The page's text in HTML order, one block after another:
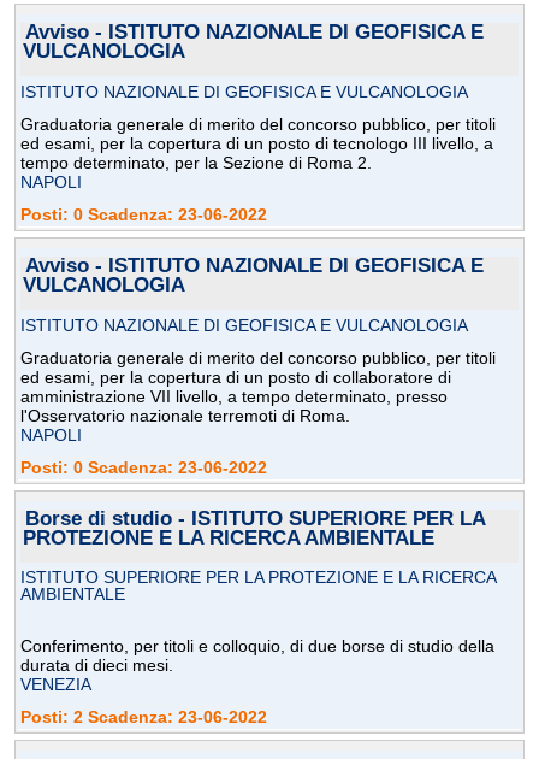
Avviso - ISTITUTO NAZIONALE DI GEOFISICA E
VULCANOLOGIA
ISTITUTO NAZIONALE DI GEOFISICA E VULCANOLOGIA
Graduatoria generale di merito del concorso pubblico, per titoli
ed esami, per la copertura di un posto di tecnologo III livello, a
tempo determinato, per la Sezione di Roma 2.
NAPOLI
Posti: 0 Scadenza: 23-06-2022
Avviso - ISTITUTO NAZIONALE DI GEOFISICA E
VULCANOLOGIA
ISTITUTO NAZIONALE DI GEOFISICA E VULCANOLOGIA
Graduatoria generale di merito del concorso pubblico, per titoli
ed esami, per la copertura di un posto di collaboratore di
amministrazione VII livello, a tempo determinato, presso
l'Osservatorio nazionale terremoti di Roma.
NAPOLI
Posti: 0 Scadenza: 23-06-2022
Borse di studio - ISTITUTO SUPERIORE PER LA
PROTEZIONE E LA RICERCA AMBIENTALE
ISTITUTO SUPERIORE PER LA PROTEZIONE E LA RICERCA
AMBIENTALE
Conferimento, per titoli e colloquio, di due borse di studio della
durata di dieci mesi.
VENEZIA
Posti: 2 Scadenza: 23-06-2022